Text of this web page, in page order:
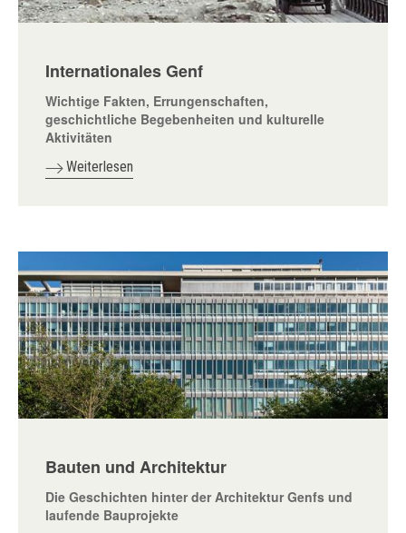
Internationales Genf
Wichtige Fakten, Errungenschaften,
geschichtliche Begebenheiten und kulturelle
Aktivitäten
Weiterlesen
Bauten und Architektur
Die Geschichten hinter der Architektur Genfs und
laufende Bauprojekte